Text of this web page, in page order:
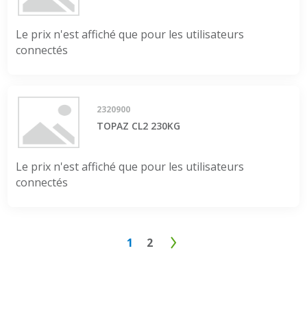
Le prix n'est affiché que pour les utilisateurs
connectés
2320900
TOPAZ CL2 230KG
Le prix n'est affiché que pour les utilisateurs
connectés
1 2